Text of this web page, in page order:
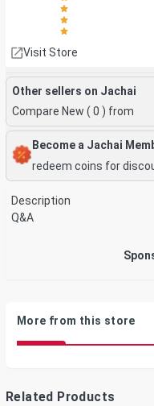
Visit Store
Other sellers on Jachai
Compare New ( 0 ) from
Become a Jachai
redeem coins for
Description
Q&A
More from this store
Related Products